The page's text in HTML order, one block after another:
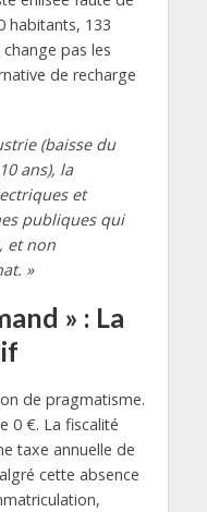
habitants, 133
pas les
de recharge
(baisse du
ans), la
et
publiques qui
et non
»
» : La
de pragmatisme.
0 €. La fiscalité
taxe annuelle de
cette absence